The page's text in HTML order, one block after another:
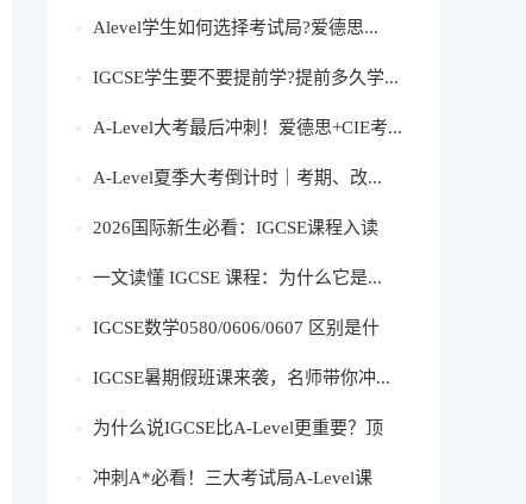
Alevel学生如何选择考试局?爱德思...
IGCSE学生要不要提前学?提前多久学...
A-Level大考最后冲刺！爱德思+CIE考...
A-Level夏季大考倒计时｜考期、改...
2026国际新生必看：IGCSE课程入读
指...
一文读懂 IGCSE 课程：为什么它是...
IGCSE数学0580/0606/0607 区别是什
么？...
IGCSE暑期假班课来袭，名师带你冲...
为什么说IGCSE比A-Level更重要？顶
尖...
冲刺A*必看！三大考试局A-Level课